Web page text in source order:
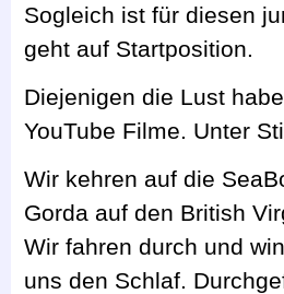
Sogleich ist für diesen
geht auf Startposition.
Diejenigen die Lust
YouTube Filme. Unter
Wir kehren auf die
Gorda auf den British
Wir fahren durch und
uns den Schlaf.